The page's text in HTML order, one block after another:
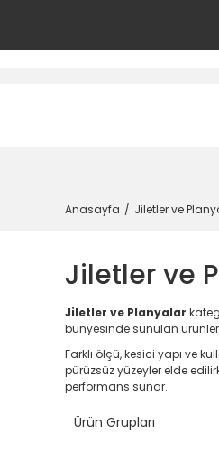
Anasayfa Jiletler ve
Jiletler ve
Jiletler ve Planyalar
bünyesinde sunulan
Farklı ölçü, kesici yapı ve
pürüzsüz yüzeyler elde
performans sunar.
Ürün Grupları